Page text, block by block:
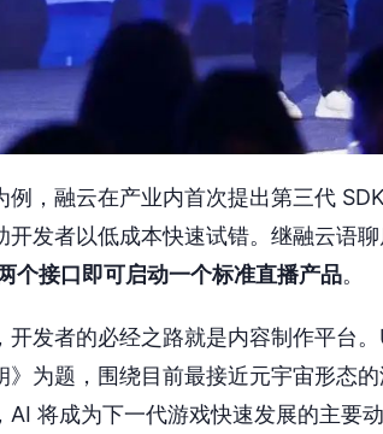
例，融云在产业内首次提出第三代
开发者以低成本快速试错。继融云语
个接口即可启动一个标准直播产品。
开发者的必经之路就是内容制作平台
》为题，围绕目前最接近元宇宙形态
AI 将成为下一代游戏快速发展的主要